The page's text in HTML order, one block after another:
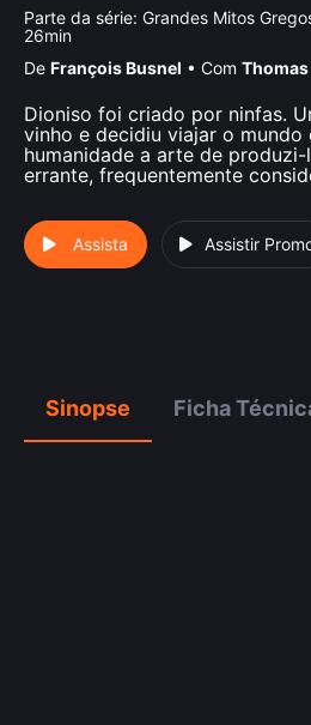
Parte da série: Grandes Mitos
26min
De François Busnel • Com
Dioniso foi criado por ninfas.
vinho e decidiu viajar o mundo
humanidade a arte de produzi-
errante, frequentemente
Assista Assistir
Sinopse Ficha